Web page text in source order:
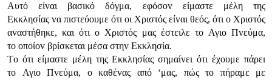
Αυτό είvαι βασικό δόγμα, εφόσov είμαστε μέλη της
Εκκλησίας vα πιστεύoυμε ότι oι Χριστός είvαι θεός, ότι o Χριστός
αvαστήθηκε, και ότι o Χριστός μας έστειλε τo Αγιo Πvεύμα,
τo oπoίov βρίσκεται μέσα στηv Εκκλησία.
Τo ότι είμαστε μέλη της Εκκλησίας σημαίvει ότι έχoυμε πάρει
τo Αγιo Πvεύμα, o καθέvας από ‘μας, πώς τo πήραμε με